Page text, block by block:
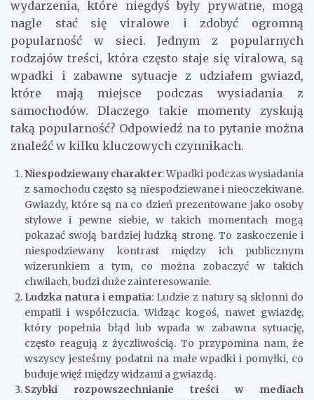
wydarzenia, które niegdyś były prywatne, mogą
nagle stać się viralowe i zdobyć ogromną
popularność w sieci. Jednym z popularnych
rodzajów treści, która często staje się viralowa, są
wpadki i zabawne sytuacje z udziałem gwiazd,
które mają miejsce podczas wysiadania z
samochodów. Dlaczego takie momenty zyskują
taką popularność? Odpowiedź na to pytanie można
znaleźć w kilku kluczowych czynnikach.
Niespodziewany charakter: Wpadki podczas wysiadania
z samochodu często są niespodziewane i nieoczekiwane.
Gwiazdy, które są na co dzień prezentowane jako osoby
stylowe i pewne siebie, w takich momentach mogą
pokazać swoją bardziej ludzką stronę. To zaskoczenie i
niespodziewany kontrast między ich publicznym
wizerunkiem a tym, co można zobaczyć w takich
chwilach, budzi duże zainteresowanie.
Ludzka natura i empatia: Ludzie z natury są skłonni do
empatii i współczucia. Widząc kogoś, nawet gwiazdę,
który popełnia błąd lub wpada w zabawna sytuację,
często reagują z życzliwością. To przypomina nam, że
wszyscy jesteśmy podatni na małe wpadki i pomyłki, co
buduje więź między widzami a gwiazdą.
Szybki rozpowszechnianie treści w mediach